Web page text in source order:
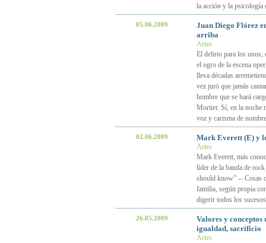
la acción y la psicología
05.06.2009
Juan Diego Flórez
arriba
Artes
El delirio para los unos,
el ogro de la escena
lleva décadas
vez juró que jamás
hombre que se hará
Mortier. Sí, en la noche
voz y carisma de
02.06.2009 Mark Everett (E) y
Artes
Mark Everett, más
líder de la banda de
should know” -- Cosas
familia, según propia
digerir todos los
26.05.2009
Valores y conceptos
igualdad, sacrificio
Artes